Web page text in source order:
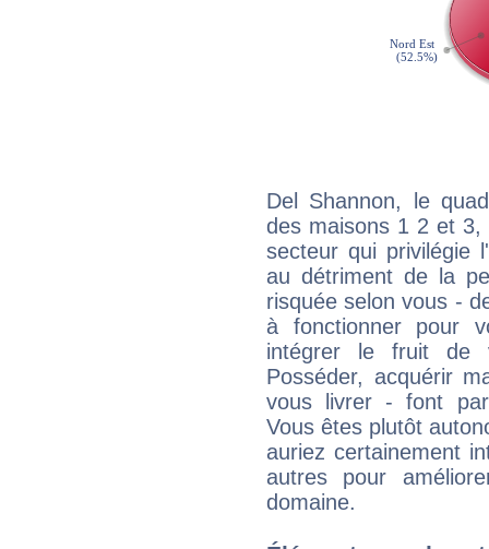
Del Shannon, le
des maisons 1 2 et
secteur qui privilégie
au détriment de la
risquée selon vous -
à fonctionner pour
intégrer le fruit de
Posséder, acquérir
vous livrer - font
Vous êtes plutôt
auriez certainement
autres pour
domaine.